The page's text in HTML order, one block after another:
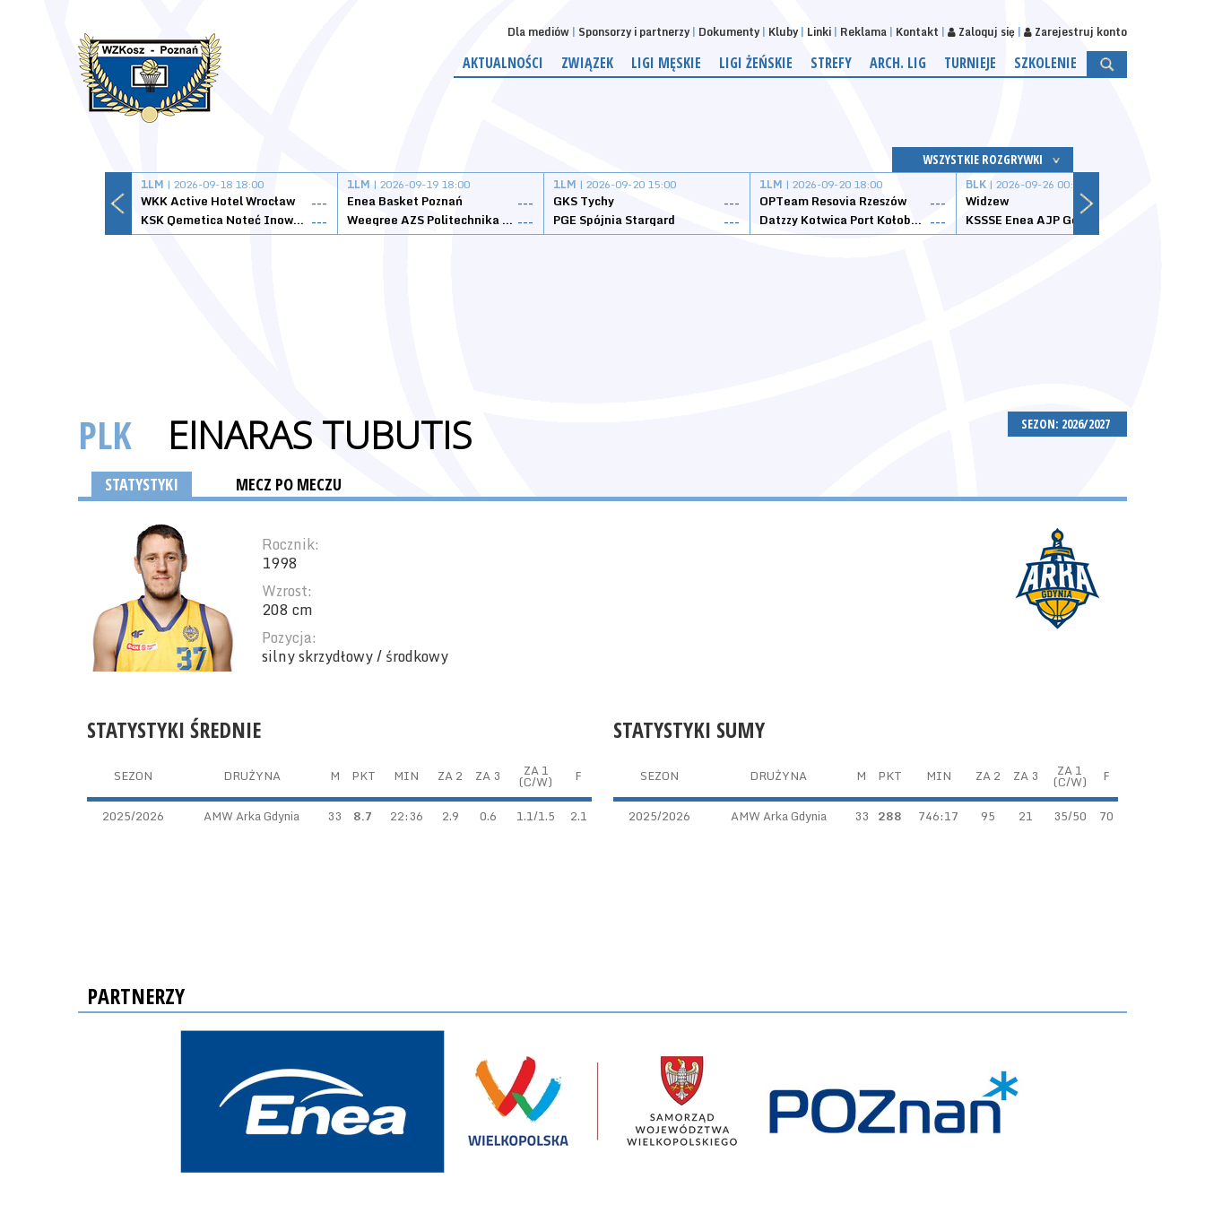
Dla mediów Sponsorzy i partnerzy Dokumenty Kluby Linki Reklama Kontakt Zaloguj się Zarejestruj konto
AKTUALNOŚCI ZWIĄZEK LIGI MĘSKIE LIGI ŻEŃSKIE STREFY ARCH. LIG TURNIEJE SZKOLENIE
WSZYSTKIE ROZGRYWKI
1LM | 2026-09-18 18:00
WKK Active Hotel Wrocław
---
KSK Qemetica Noteć Inowrocław ---
1LM | 2026-09-19 18:00
Enea Basket Poznań
---
Weegree AZS Politechnika Opolska ---
1LM | 2026-09-20 15:00
GKS Tychy
---
PGE Spójnia Stargard
---
1LM | 2026-09-20 18:00
OPTeam Resovia Rzeszów
---
Datzzy Kotwica Port Kołobrzeg ---
BLK | 2026-09-26 00:00
Widzew
SEZON: 2026/2027
PLK EINARAS TUBUTIS
STATYSTYKI MECZ PO MECZU
Rocznik:
1998
Wzrost:
208 cm
Pozycja:
silny skrzydłowy / środkowy
STATYSTYKI SUMY
SEZON DRUŻYNA M PKT MIN ZA 2 ZA 3 ZA 1
(C/W) F
2025/2026 AMW Arka Gdynia 33 288 746:17 95 21 35/50 70
STATYSTYKI ŚREDNIE
SEZON DRUŻYNA M PKT MIN ZA 2 ZA 3 ZA 1
(C/W) F
2025/2026 AMW Arka Gdynia 33 8.7 22:36 2.9 0.6 1.1/1.5 2.1
PARTNERZY